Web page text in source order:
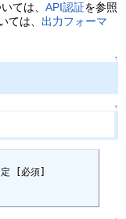
ては、API認証を参照
ては、 出力フォーマ
↑
↑
[必須]